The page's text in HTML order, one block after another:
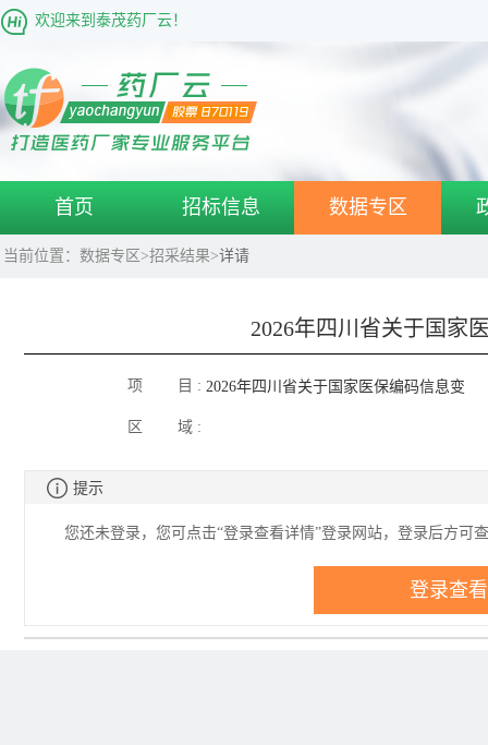
欢迎来到泰茂药厂云！
首页 招标信息 数据专区
当前位置： 数据专区 >招采结果>详请
2026年四川省关于国家
项 目 : 2026年四川省关于国家医保编码信息变
区 域 :
提示
您还未登录，您可点击“登录查看详情”登录网站，登录后方可
登录查